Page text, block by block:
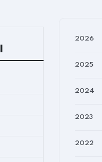
2026
2025
2024
2023
2022